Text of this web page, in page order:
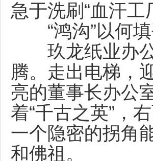
急于洗刷“血汗工
“鸿沟”以何填
玖龙纸业办公
腾。走出电梯，
亮的董事长办公
着“千古之英”，
一个隐密的拐角
和佛祖。